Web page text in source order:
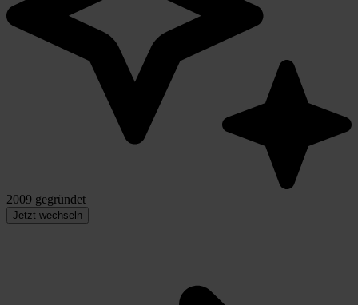
2009 gegründet
Jetzt wechseln